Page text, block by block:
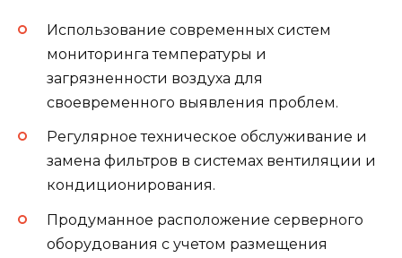
Использование современных систем
мониторинга температуры и
загрязненности воздуха для
своевременного выявления проблем.
Регулярное техническое обслуживание и
замена фильтров в системах вентиляции и
кондиционирования.
Продуманное расположение серверного
оборудования с учетом размещения